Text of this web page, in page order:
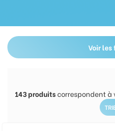
Voir
143produitscorrespondent à